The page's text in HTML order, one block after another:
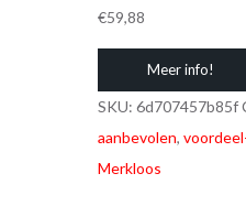
€59,88
Meer info!
SKU: 6d707457b85f
aanbevolen,
Merkloos